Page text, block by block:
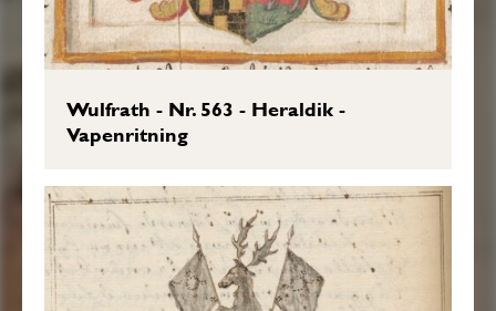
Wulfrath - Nr. 563 - Heraldik -
Vapenritning